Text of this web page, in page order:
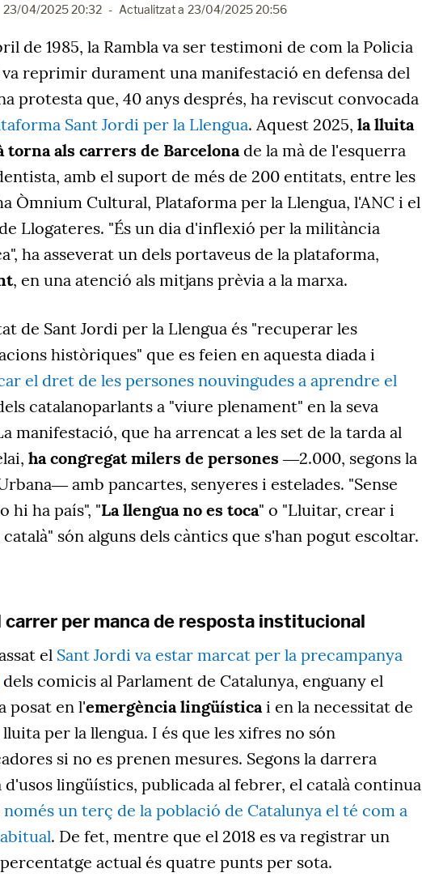
23/04/2025 20:32 - Actualitzat a 23/04/2025 20:56
de 1985, la Rambla va ser testimoni de com la Policia
reprimir durament una manifestació en defensa del
protesta que, 40 anys després, ha reviscut convocada
Sant Jordi per la Llengua. Aquest 2025, la lluita
torna als carrers de Barcelonade la mà de l'esquerra
amb el suport de més de 200 entitats, entre les
Òmnium Cultural, Plataforma per la Llengua, l'ANC i el
Llogateres. "És un dia d'inflexió per la militància
ha asseverat un dels portaveus de la plataforma,
, en una atenció als mitjans prèvia a la marxa.
de Sant Jordi per la Llengua és "recuperar les
històriques" que es feien en aquesta diada i
el dret de les persones nouvingudes a aprendre el
catalanoparlants a "viure plenament" en la seva
manifestació, que ha arrencat a les set de la tarda al
ha congregat milers de persones ―2.000, segons la
amb pancartes, senyeres i estelades. "Sense
hi ha país", "La llengua no es toca" o "Lluitar, crear i
són alguns dels càntics que s'han pogut escoltar.
per manca de resposta institucional
el Sant Jordi va estar marcat per la precampanya
dels comicis al Parlament de Catalunya, enguany el
posat en l'emergència lingüísticai en la necessitat de
per la llengua. I és que les xifres no són
si no es prenen mesures. Segons la darrera
d'usos lingüístics, publicada al febrer, el català continua
només un terç de la població de Catalunya el té com a
. De fet, mentre que el 2018 es va registrar un
percentatge actual és quatre punts per sota.